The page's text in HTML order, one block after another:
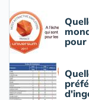
pour